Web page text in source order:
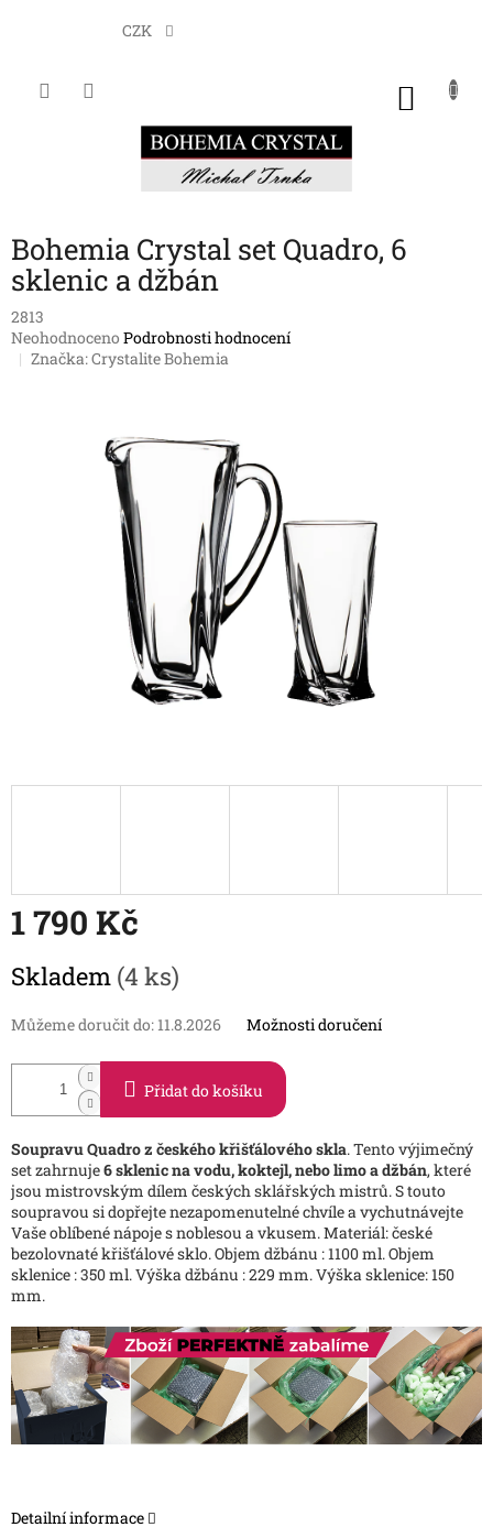
CZK
Bohemia Crystal set Quadro, 6
sklenic a džbán
2813
Průměrné
hodnocení
Neohodnoceno Podrobnosti hodnocení
Značka:Crystalite Bohemia
1 790 Kč
cena:
Skladem (4 ks)
Můžeme doručit do: 11.8.2026 Možnosti doručení
Přidat do košíku
Soupravu Quadro z českého křišťálového skla. Tento výjimečný
set zahrnuje6 sklenic na vodu, koktejl, nebo limo a džbán, které
jsou mistrovským dílem českých sklářských mistrů. S touto
soupravou si dopřejte nezapomenutelné chvíle a vychutnávejte
Vaše oblíbené nápoje s noblesou a vkusem. Materiál: české
bezolovnaté křišťálové sklo. Objem džbánu : 1100 ml. Objem
sklenice : 350 ml. Výška džbánu : 229 mm. Výška sklenice: 150
mm.
Detailní informace